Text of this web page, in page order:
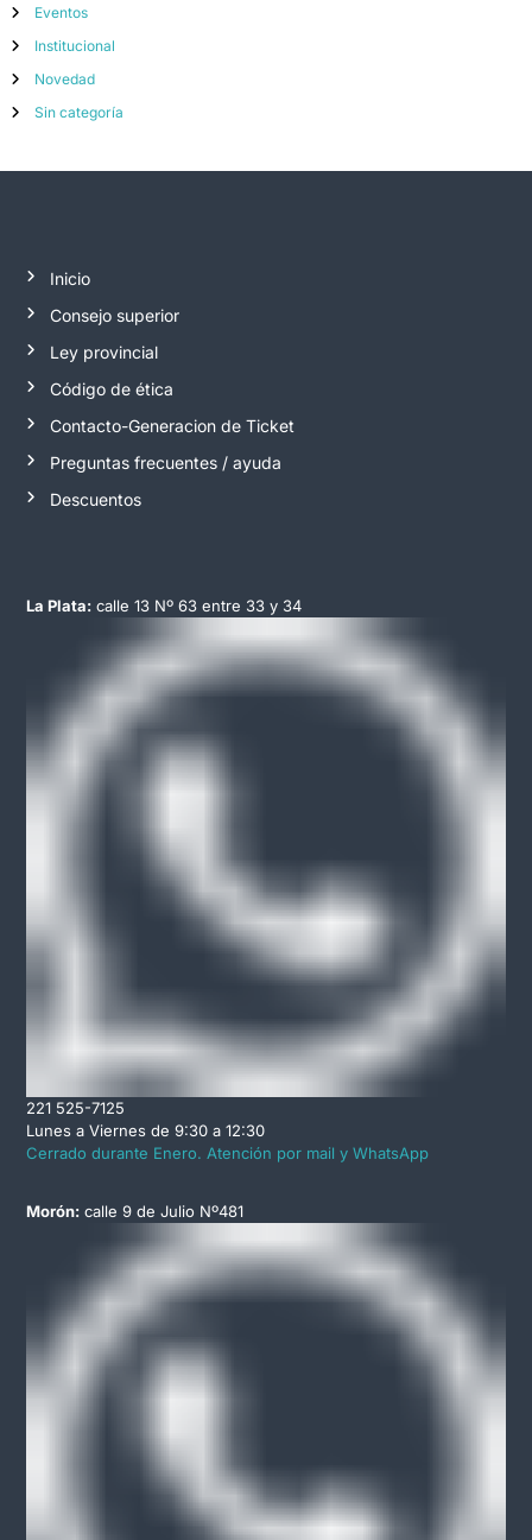
Eventos
Institucional
Novedad
Sin categoría
Inicio
Consejo superior
Ley provincial
Código de ética
Contacto-Generacion de Ticket
Preguntas frecuentes / ayuda
Descuentos
La Plata:calle 13 Nº 63 entre 33 y 34
221 525-7125
Lunes a Viernes de 9:30 a 12:30
Cerrado durante Enero. Atención por mail y WhatsApp
Morón:calle 9 de Julio Nº481